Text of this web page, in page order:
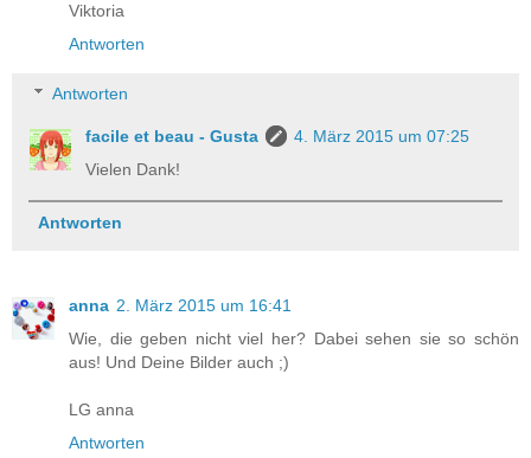
Viktoria
Antworten
Antworten
facile et beau - Gusta
4. März 2015 um 07:25
Vielen Dank!
Antworten
anna 2. März 2015 um 16:41
Wie, die geben nicht viel her? Dabei sehen sie so schön
aus! Und Deine Bilder auch ;)
LG anna
Antworten